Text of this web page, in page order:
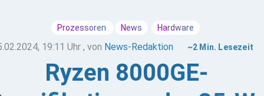
Prozessoren News Hardware
19:11 Uhr , von News-Redaktion ~2 Min. Lesezeit
Ryzen 8000GE-